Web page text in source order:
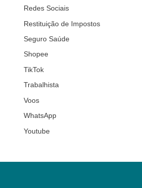
Redes Sociais
Restituição de Impostos
Seguro Saúde
Shopee
TikTok
Trabalhista
Voos
WhatsApp
Youtube